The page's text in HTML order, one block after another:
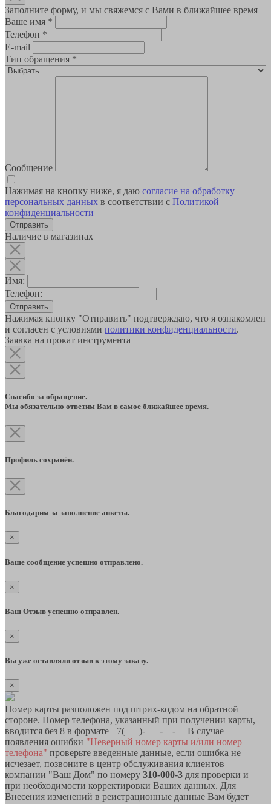
Заполните форму, и мы свяжемся с Вами в ближайшее время
Ваше имя *
Телефон *
E-mail
Тип обращения *
Сообщение
Нажимая на кнопку ниже, я даю согласие на обработку
персональных данных в соответствии с Политикой
конфиденциальности
Наличие в магазинах
Имя:
Телефон:
Отправить
Нажимая кнопку "Отправить" подтверждаю, что я ознакомлен
и согласен с условиями политики конфиденциальности.
Заявка на прокат инструмента
Спасибо за обращение.
Мы обязательно ответим Вам в самое ближайшее время.
Профиль сохранён.
Благодарим за заполнение анкеты.
×
Ваше сообщение успешно отправлено.
×
Ваш Отзыв успешно отправлен.
×
Вы уже оставляли отзыв к этому заказу.
×
Номер карты разположен под штрих-кодом на обратной
стороне. Номер телефона, указанный при получении карты,
вводится без 8 в формате +7(___)-___-__-__ В случае
появления ошибки "Неверный номер карты и/или номер
телефона" проверьте введенные данные, если ошибка не
исчезает, позвоните в центр обслуживания клиентов
компании "Ваш Дом" по номеру 310-000-3 для проверки и
при необходимости корректировки Ваших данных. Для
Внесения изменений в реистрационные данные Вам будет